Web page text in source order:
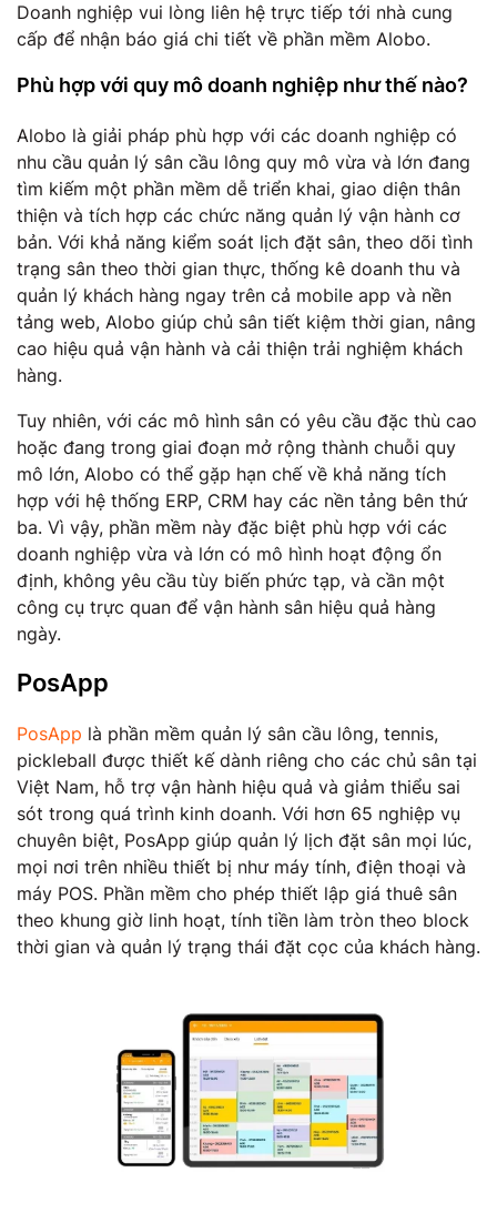
Doanh nghiệp vui lòng liên hệ trực tiếp tới nhà cung
cấp để nhận báo giá chi tiết về phần mềm Alobo.
Phù hợp với quy mô doanh nghiệp như thế nào?
Alobo là giải pháp phù hợp với các doanh nghiệp có
nhu cầu quản lý sân cầu lông quy mô vừa và lớn đang
tìm kiếm một phần mềm dễ triển khai, giao diện thân
thiện và tích hợp các chức năng quản lý vận hành cơ
bản. Với khả năng kiểm soát lịch đặt sân, theo dõi tình
trạng sân theo thời gian thực, thống kê doanh thu và
quản lý khách hàng ngay trên cả mobile app và nền
tảng web, Alobo giúp chủ sân tiết kiệm thời gian, nâng
cao hiệu quả vận hành và cải thiện trải nghiệm khách
hàng.
Tuy nhiên, với các mô hình sân có yêu cầu đặc thù cao
hoặc đang trong giai đoạn mở rộng thành chuỗi quy
mô lớn, Alobo có thể gặp hạn chế về khả năng tích
hợp với hệ thống ERP, CRM hay các nền tảng bên thứ
ba. Vì vậy, phần mềm này đặc biệt phù hợp với các
doanh nghiệp vừa và lớn có mô hình hoạt động ổn
định, không yêu cầu tùy biến phức tạp, và cần một
công cụ trực quan để vận hành sân hiệu quả hàng
ngày.
PosApp
​PosApp là phần mềm quản lý sân cầu lông, tennis,
pickleball được thiết kế dành riêng cho các chủ sân tại
Việt Nam, hỗ trợ vận hành hiệu quả và giảm thiểu sai
sót trong quá trình kinh doanh. Với hơn 65 nghiệp vụ
chuyên biệt, PosApp giúp quản lý lịch đặt sân mọi lúc,
mọi nơi trên nhiều thiết bị như máy tính, điện thoại và
máy POS. Phần mềm cho phép thiết lập giá thuê sân
theo khung giờ linh hoạt, tính tiền làm tròn theo block
thời gian và quản lý trạng thái đặt cọc của khách hàng.